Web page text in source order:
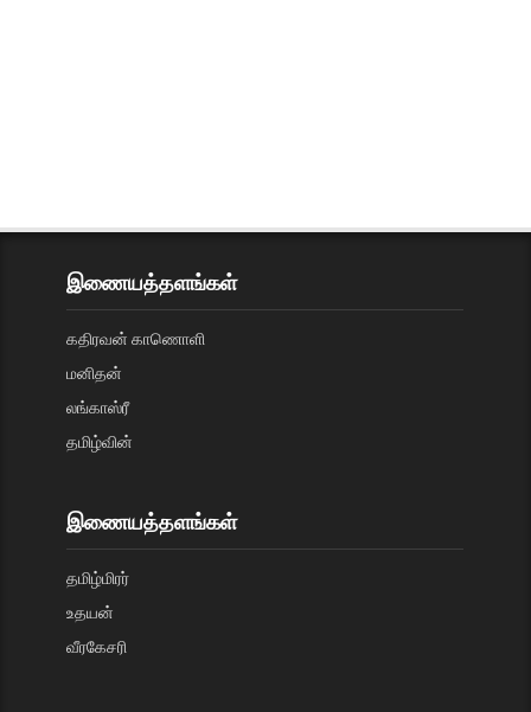
இணையத்தளங்கள்
கதிரவன் காணொளி
மனிதன்
லங்காஸ்ரீ
தமிழ்வின்
இணையத்தளங்கள்
தமிழ்மிரர்
உதயன்
வீரகேசரி